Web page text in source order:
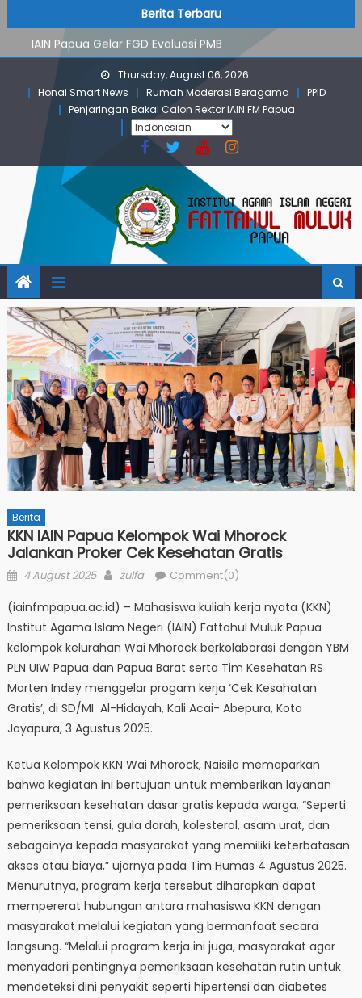
to
content
Berita Terbaru
IAIN Papua Gelar FGD Evaluasi PMB
KKN IAIN Papua: Kelompok Skow Sae Kolaborasi dengan
KKN UGM dan Uncen
Para Mahasiswa PGMI IAIN Papua Tembus Jurnal
Terindeks Google Scholar
Pembekalan KKN: Bangun Komunikasi Aktif dengan
Masyarakat
PMB Jalur Mandiri: Peserta Ujian Dari Lanny Jaya Hingga
Maluku
Thursday, August 06, 2026
Honai Smart News
Rumah Moderasi Beragama
PPID
Penjaringan Bakal Calon Rektor IAIN FM Papua
Berita
KKN IAIN Papua Kelompok Wai Mhorock
Jalankan Proker Cek Kesehatan Gratis
Posted
4 August 2025 Author
zulfa Comment(0)
(iainfmpapua.ac.id) – Mahasiswa kuliah kerja nyata (KKN)
Institut Agama Islam Negeri (IAIN) Fattahul Muluk Papua
kelompok kelurahan Wai Mhorock berkolaborasi dengan YBM
PLN UIW Papua dan Papua Barat serta Tim Kesehatan RS
Marten Indey menggelar progam kerja ‘Cek Kesahatan
Gratis’, di SD/MI Al-Hidayah, Kali Acai- Abepura, Kota
Jayapura, 3 Agustus 2025.
Ketua Kelompok KKN Wai Mhorock, Naisila memaparkan
bahwa kegiatan ini bertujuan untuk memberikan layanan
pemeriksaan kesehatan dasar gratis kepada warga. “Seperti
pemeriksaan tensi, gula darah, kolesterol, asam urat, dan
sebagainya kepada masyarakat yang memiliki keterbatasan
akses atau biaya,” ujarnya pada Tim Humas 4 Agustus 2025.
Menurutnya, program kerja tersebut diharapkan dapat
mempererat hubungan antara mahasiswa KKN dengan
masyarakat melalui kegiatan yang bermanfaat secara
langsung. “Melalui program kerja ini juga, masyarakat agar
menyadari pentingnya pemeriksaan kesehatan rutin untuk
mendeteksi dini penyakit seperti hipertensi dan diabetes